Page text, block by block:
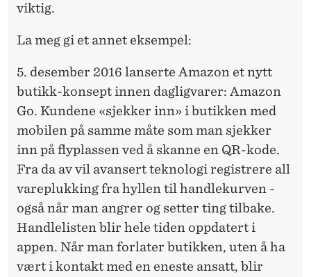
viktig.
La meg gi et annet eksempel:
5. desember 2016 lanserte Amazon et nytt
butikk-konsept innen dagligvarer: Amazon
Go. Kundene «sjekker inn» i butikken med
mobilen på samme måte som man sjekker
inn på flyplassen ved å skanne en QR-kode.
Fra da av vil avansert teknologi registrere all
vareplukking fra hyllen til handlekurven -
også når man angrer og setter ting tilbake.
Handlelisten blir hele tiden oppdatert i
appen. Når man forlater butikken, uten å ha
vært i kontakt med en eneste ansatt, blir